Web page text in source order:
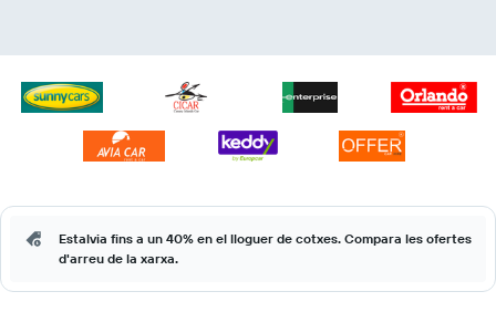
Estalvia fins a un 40% en el lloguer de cotxes. Compara les ofertes
d'arreu de la xarxa.